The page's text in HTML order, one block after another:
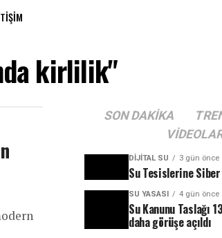
kirlilik"
SON DAKIKA
DIJITAL SU 3 gün önce
Su Tesislerine Siber
SU YASASI 4 gün önce
Su Kanunu Taslağı
daha görüşe açıldı